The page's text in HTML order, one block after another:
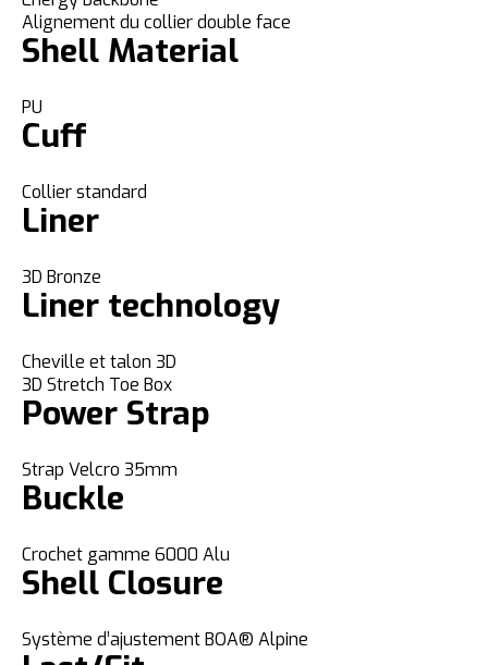
Alignement du collier double face
Shell Material
PU
Cuff
Collier standard
Liner
3D Bronze
Liner technology
Cheville et talon 3D
3D Stretch Toe Box
Power Strap
Strap Velcro 35mm
Buckle
Crochet gamme 6000 Alu
Shell Closure
Système d’ajustement BOA® Alpine